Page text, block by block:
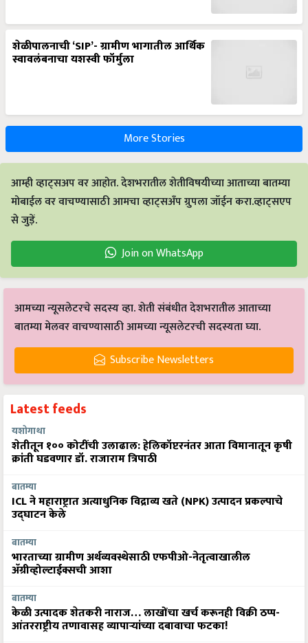
शेळीपालनाची ‘SIP’- ग्रामीण भागातील आर्थिक
स्वावलंबनाचा यशस्वी फॉर्मुला
More Stories
आम्ही व्हाट्सअप वर आहोत. देशभरातील शेतीविषयीच्या आताच्या बातम्या
मोबाईल वर वाचण्यासाठी आमचा व्हाट्सअँप ग्रुपला जॉईन करा.व्हाट्सएप
से जुड़ें.
Join on WhatsApp
आमच्या न्यूसलेटरचे सदस्य व्हा. शेती संबंधीत देशभरातील आताच्या
बातम्या मेलवर वाचण्यासाठी आमच्या न्यूसलेटरची सदस्यता घ्या.
Subscribe Newsletters
Latest feeds
यशोगाथा
शेतीतून १०० कोटींची उलाढाल: हेलिकॉप्टरनंतर आता विमानातून कृषी
क्रांती घडवणार डॉ. राजाराम त्रिपाठी
बातम्या
ICL ने महाराष्ट्रात अत्याधुनिक विद्राव्य खते (NPK) उत्पादन प्रकल्पाचे
उद्घाटन केले
बातम्या
भारताच्या ग्रामीण अर्थव्यवस्थेसाठी एफपीओ-नेतृत्वाखालील
अ‍ॅग्रीव्होल्टाईक्सची आशा
बातम्या
केळी उत्पादक शेतकरी नाराज… लाखोंचा खर्च करूनही विक्री ठप्प-
आंतरराष्ट्रीय तणावासह व्यापाऱ्यांच्या दबावाचा फटका!